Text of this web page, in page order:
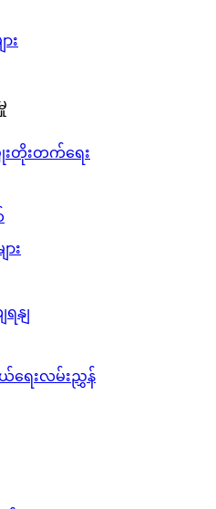
း
တိုးတက်ရေး
း
နျ
ယ်ရေးလမ်းညွှန်